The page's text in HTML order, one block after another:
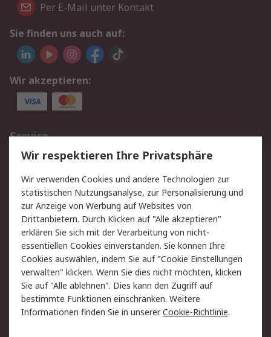
Per E-Mail unter Kontakt
Sie finden uns auch auf:
Wir akzeptieren:
Service
Value Added Services
Lieferlösungen
Rücksendungen
Kontakt
Hilfe
Rechtliches
AGB
Datenschutz
Cookie-Richtlinie
Zahlungsbedingungen
Copyright/Impressum
Über RS
Wir respektieren Ihre Privatsphäre
Wir verwenden Cookies und andere Technologien zur
statistischen Nutzungsanalyse, zur Personalisierung und
zur Anzeige von Werbung auf Websites von
Drittanbietern. Durch Klicken auf "Alle akzeptieren"
erklären Sie sich mit der Verarbeitung von nicht-
essentiellen Cookies einverstanden. Sie können Ihre
Cookies auswählen, indem Sie auf "Cookie Einstellungen
verwalten" klicken. Wenn Sie dies nicht möchten, klicken
Sie auf "Alle ablehnen". Dies kann den Zugriff auf
bestimmte Funktionen einschränken. Weitere
Informationen finden Sie in unsererCookie-Richtlinie.